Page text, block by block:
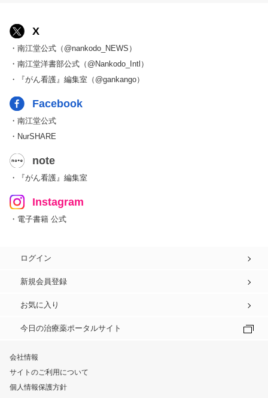
X
・南江堂公式（@nankodo_NEWS）
・南江堂洋書部公式（@Nankodo_Intl）
・『がん看護』編集室（@gankango）
Facebook
・南江堂公式
・NurSHARE
note
・『がん看護』編集室
Instagram
・電子書籍 公式
ログイン
新規会員登録
お気に入り
今日の治療薬ポータルサイト
会社情報
サイトのご利用について
個人情報保護方針